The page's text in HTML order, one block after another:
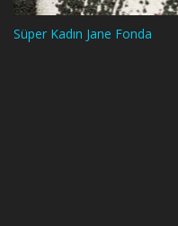
Süper Kadın Jane Fonda